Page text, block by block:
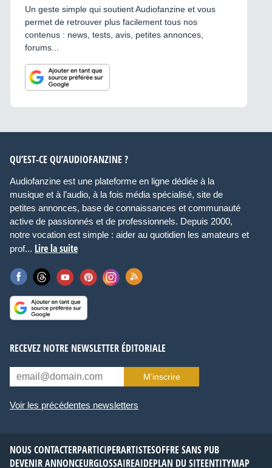
Un geste simple qui soutient Audiofanzine et vous
permet de retrouver plus facilement tous nos
contenus : news, tests, avis, petites annonces,
forums...
QU’EST-CE QU’AUDIOFANZINE ?
Audiofanzine est une plateforme en ligne dédiée à la
musique et à l’audio, à la fois média spécialisé, site de
petites annonces, base de connaissances et communauté
active de passionnés et de professionnels. Depuis 2000,
notre vocation est simple : aider au quotidien les amateurs et
prof... Lire la suite
RECEVEZ NOTRE NEWSLETTER ÉDITORIALE
M’inscrire
Voir les précédentes newsletters
NOUS CONTACTERPARTICIPERARTISTESOFFRE SANS PUB
DEVENIR ANNONCEURGLOSSAIREAIDEPLAN DU SITEENTITYMAP